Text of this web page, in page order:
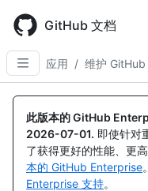
main
content
GitHub 文档
应用 / 维护
此版本的 GitHub
2026-07-01. 即使针对
了获得更好的性能、更
本的 GitHub Enterprise
Enterprise 支持。